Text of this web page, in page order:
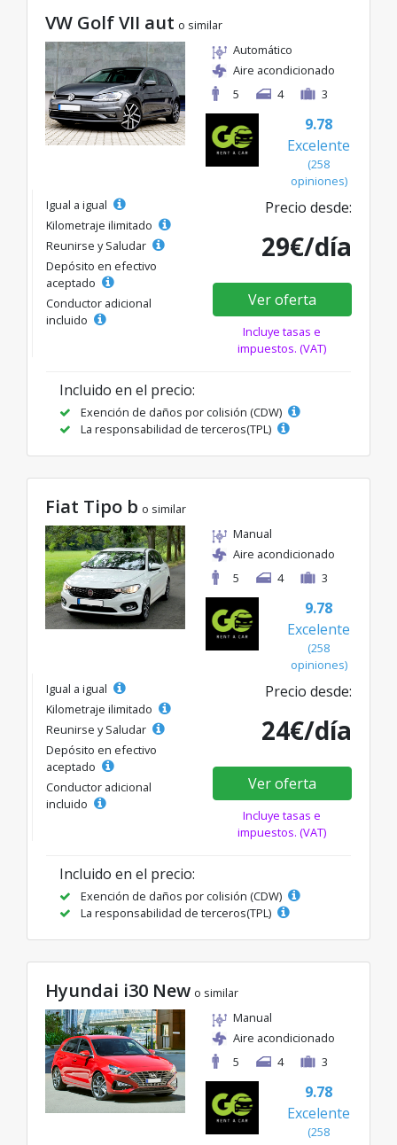
VW Golf VII aut o similar
Automático
Aire acondicionado
5
4 3
9.78
Excelente
(258
opiniones)
Igual a igual
Kilometraje ilimitado
Reunirse y Saludar
Depósito en efectivo
aceptado
Conductor adicional
incluido
Precio desde:
29€/día
Ver oferta
Incluye tasas e
impuestos. (VAT)
Incluido en el precio:
Exención de daños por colisión (CDW)
La responsabilidad de terceros(TPL)
Fiat Tipo b o similar
Manual
Aire acondicionado
5
4 3
9.78
Excelente
(258
opiniones)
Igual a igual
Kilometraje ilimitado
Reunirse y Saludar
Depósito en efectivo
aceptado
Conductor adicional
incluido
Precio desde:
24€/día
Ver oferta
Incluye tasas e
impuestos. (VAT)
Incluido en el precio:
Exención de daños por colisión (CDW)
La responsabilidad de terceros(TPL)
Hyundai i30 New o similar
Manual
Aire acondicionado
5
4 3
9.78
Excelente
(258